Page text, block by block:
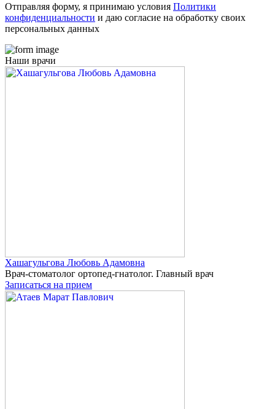
Отправляя форму, я принимаю условия Политики
конфиденциальности и даю согласие на обработку своих
персональных данных
Наши врачи
Хашагульгова Любовь Адамовна
Врач-стоматолог ортопед-гнатолог. Главный врач
Записаться на прием